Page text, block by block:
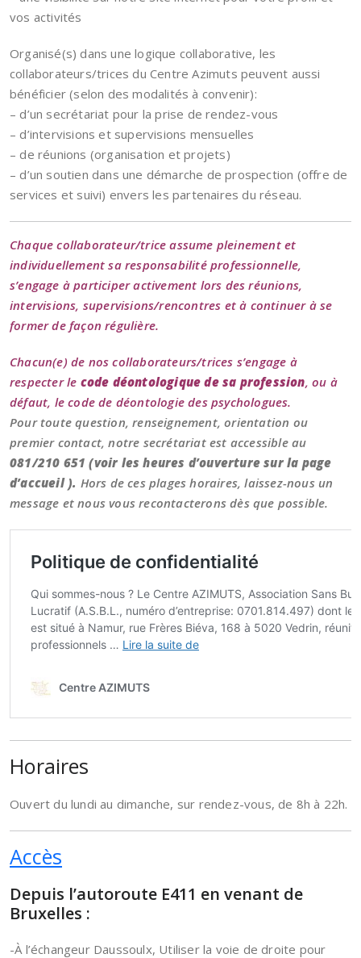
vos activités
Organisé(s) dans une logique collaborative, les
collaborateurs/trices du Centre Azimuts peuvent aussi
bénéficier (selon des modalités à convenir):
– d’un secrétariat pour la prise de rendez-vous
– d’intervisions et supervisions mensuelles
– de réunions (organisation et projets)
– d’un soutien dans une démarche de prospection (offre de
services et suivi) envers les partenaires du réseau.
Chaque collaborateur/trice assume pleinement et
individuellement sa responsabilité professionnelle,
s’engage à participer activement lors des réunions,
intervisions, supervisions/rencontres et à continuer à se
former de façon régulière.
Chacun(e) de nos collaborateurs/trices s’engage à
respecter le code déontologique de sa profession, ou à
défaut, le code de déontologie des psychologues.
Pour toute question, renseignement, orientation ou
premier contact, notre secrétariat est accessible au
081/210 651 (voir les heures d’ouverture sur la page
d’accueil ). Hors de ces plages horaires, laissez-nous un
message et nous vous recontacterons dès que possible.
Horaires
Ouvert du lundi au dimanche, sur rendez-vous, de 8h à 22h.
Accès
Depuis l’autoroute E411 en venant de
Bruxelles :
-À l’échangeur Daussoulx, Utiliser la voie de droite pour